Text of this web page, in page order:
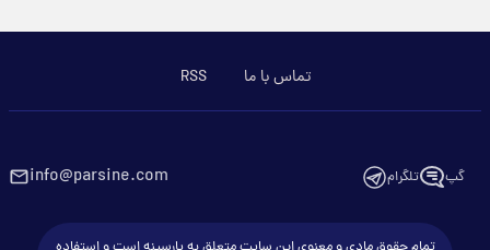
تماس با ما RSS
گپ تلگرام info@parsine.com